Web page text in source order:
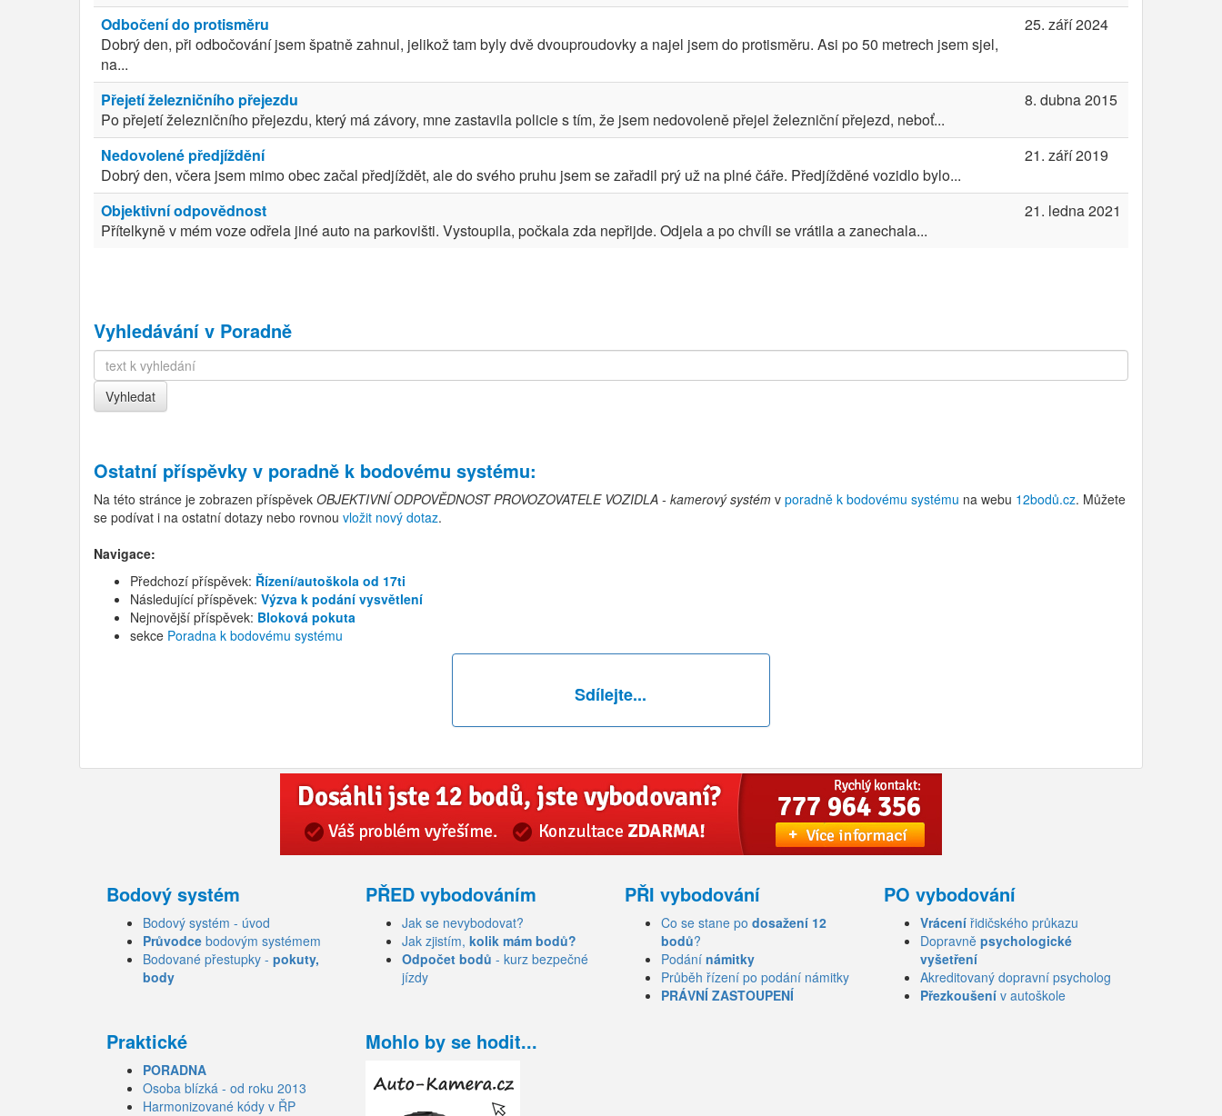
Odbočení do protisměru
Dobrý den, při odbočování jsem špatně zahnul, jelikož tam byly dvě dvouproudovky a najel jsem do protisměru. Asi po 50 metrech jsem sjel,
na...
25. září 2024
Přejetí železničního přejezdu
Po přejetí železničního přejezdu, který má závory, mne zastavila policie s tím, že jsem nedovoleně přejel železniční přejezd, neboť...
8. dubna 2015
Nedovolené předjíždění
Dobrý den, včera jsem mimo obec začal předjíždět, ale do svého pruhu jsem se zařadil prý už na plné čáře. Předjížděné vozidlo bylo...
21. září 2019
Objektivní odpovědnost
Přítelkyně v mém voze odřela jiné auto na parkovišti. Vystoupila, počkala zda nepřijde. Odjela a po chvíli se vrátila a zanechala...
21. ledna 2021
Vyhledávání v Poradně
Ostatní příspěvky v poradně k bodovému systému:
Na této stránce je zobrazen příspěvek OBJEKTIVNÍ ODPOVĚDNOST PROVOZOVATELE VOZIDLA - kamerový systém v poradně k bodovému systému na webu 12bodů.cz. Můžete
se podívat i na ostatní dotazy nebo rovnou vložit nový dotaz.
Navigace:
Předchozí příspěvek: Řízení/autoškola od 17ti
Následující příspěvek: Výzva k podání vysvětlení
Nejnovější příspěvek: Bloková pokuta
sekce Poradna k bodovému systému
Sdílejte...
Bodový systém
Bodový systém - úvod
Průvodce bodovým systémem
Bodované přestupky - pokuty,
body
PŘED vybodováním
Jak se nevybodovat?
Jak zjistím, kolik mám bodů?
Odpočet bodů - kurz bezpečné
jízdy
PŘI vybodování
Co se stane po dosažení 12
bodů?
Podání námitky
Průběh řízení po podání námitky
PRÁVNÍ ZASTOUPENÍ
PO vybodování
Vrácení řidičského průkazu
Dopravně psychologické
vyšetření
Akreditovaný dopravní psycholog
Přezkoušení v autoškole
Praktické
PORADNA
Osoba blízká - od roku 2013
Harmonizované kódy v ŘP
Mohlo by se hodit...